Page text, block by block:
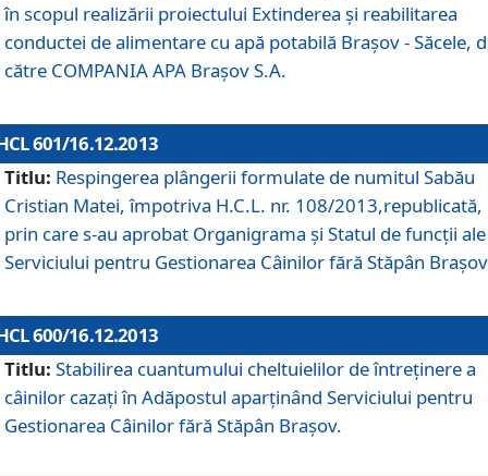
în scopul realizării proiectului Extinderea şi reabilitarea
conductei de alimentare cu apă potabilă Braşov - Săcele,
către COMPANIA APA Braşov S.A.
601/16.12.2013
Titlu: Respingerea plângerii formulate de numitul Sabău
Cristian Matei, împotriva H.C.L. nr. 108/2013,republicată,
prin care s-au aprobat Organigrama şi Statul de funcţii ale
Serviciului pentru Gestionarea Câinilor fără Stăpân
600/16.12.2013
Titlu: Stabilirea cuantumului cheltuielilor de întreţinere a
câinilor cazaţi în Adăpostul aparţinând Serviciului pentru
Gestionarea Câinilor fără Stăpân Braşov.